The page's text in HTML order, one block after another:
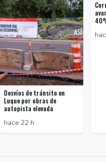
Desvíos de tránsito en
Luque por obras de
autopista elevada
hace 22 h